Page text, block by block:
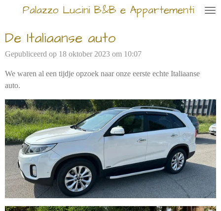
naar
hoofdinhoud
Palazzo Lucini B&B e Appartementi
De Italiaanse auto
Gepubliceerd op 18 oktober 2023 om 10:07
We waren al een tijdje opzoek naar onze eerste echte Italiaanse
auto.